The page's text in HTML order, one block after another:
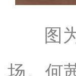
图
场。何